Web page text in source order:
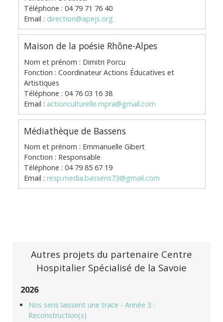
Téléphone : 04 79 71 76 40
Email : direction@apejs.org
Maison de la poésie Rhône-Alpes
Nom et prénom : Dimitri Porcu
Fonction : Coordinateur Actions Éducatives et
Artistiques
Téléphone : 04 76 03 16 38
Email : actionculturelle.mpra@gmail.com
Médiathèque de Bassens
Nom et prénom : Emmanuelle Gibert
Fonction : Responsable
Téléphone : 04 79 85 67 19
Email : resp.media.bassens73@gmail.com
Autres projets du partenaire Centre
Hospitalier Spécialisé de la Savoie
2026
Nos sens laissent une trace - Année 3 :
Reconstruction(s)